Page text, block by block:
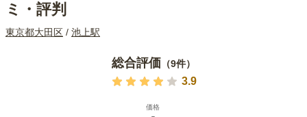
ミ・評判
東京都大田区 / 池上駅
総合評価 （9件）
3.9